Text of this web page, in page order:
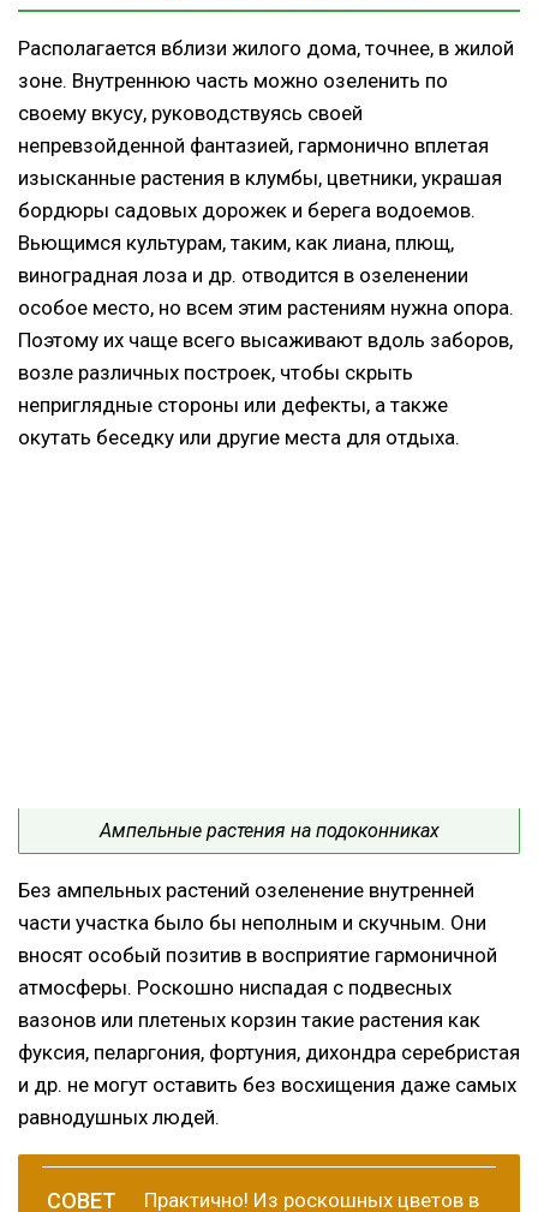
Располагается вблизи жилого дома, точнее, в жилой
зоне. Внутреннюю часть можно озеленить по
своему вкусу, руководствуясь своей
непревзойденной фантазией, гармонично вплетая
изысканные растения в клумбы, цветники, украшая
бордюры садовых дорожек и берега водоемов.
Вьющимся культурам, таким, как лиана, плющ,
виноградная лоза и др. отводится в озеленении
особое место, но всем этим растениям нужна опора.
Поэтому их чаще всего высаживают вдоль заборов,
возле различных построек, чтобы скрыть
неприглядные стороны или дефекты, а также
окутать беседку или другие места для отдыха.
Ампельные растения на подоконниках
Без ампельных растений озеленение внутренней
части участка было бы неполным и скучным. Они
вносят особый позитив в восприятие гармоничной
атмосферы. Роскошно ниспадая с подвесных
вазонов или плетеных корзин такие растения как
фуксия, пеларгония, фортуния, дихондра серебристая
и др. не могут оставить без восхищения даже самых
равнодушных людей.
Практично! Из роскошных цветов в